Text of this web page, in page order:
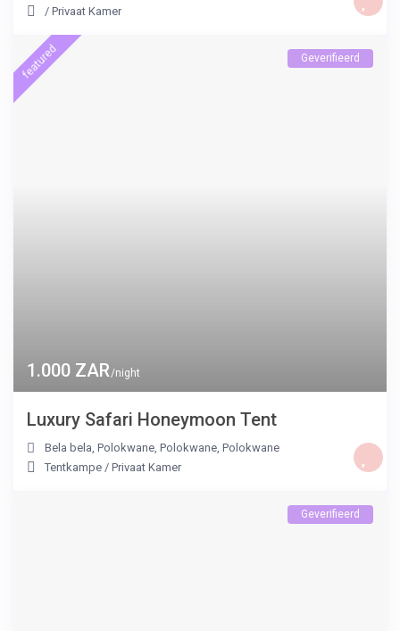
/Privaat Kamer
1.000 ZAR/night
featured Geverifieerd
Luxury Safari Honeymoon Tent
Bela bela, Polokwane, Polokwane,Polokwane
Tentkampe /Privaat Kamer
Geverifieerd